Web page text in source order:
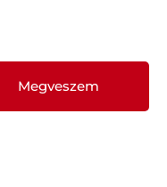
Megveszem